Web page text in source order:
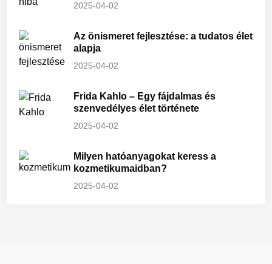
2025-04-02
Az önismeret fejlesztése: a tudatos élet
alapja
2025-04-02
Frida Kahlo – Egy fájdalmas és
szenvedélyes élet története
2025-04-02
Milyen hatóanyagokat keress a
kozmetikumaidban?
2025-04-02